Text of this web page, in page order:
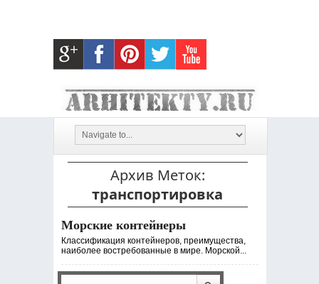
Архив Меток:
транспортировка
Морские контейнеры
Классификация контейнеров, преимущества,
наиболее востребованные в мире. Морской...